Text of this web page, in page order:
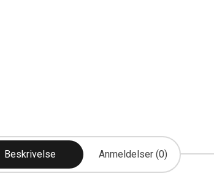
Beskrivelse Anmeldelser (0)